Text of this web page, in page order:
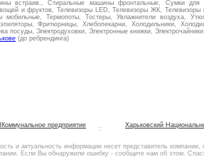
встраив., Стиральные машины фронтальные, Сумки для
и фруктов, Телевизоры LED, Телевизоры ЖК, Телевизоры
мобильные, Термопоты, Тостеры, Увлажнители воздуха,
Фритюрницы, Хлебопекарни, Холодильники,
посуды, Электродуховки, Электронные книжки,
(до ребрендинга)
предприятие
::
Харьковский
и актуальность информации несет представитель
Если Вы обнаружили ошибку - сообщите нам об этом.